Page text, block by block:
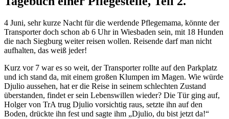
4 Juni, sehr kurze Nacht für die werdende Pflegemama, könnte der
Transporter doch schon ab 6 Uhr in Wiesbaden sein, mit 18 Hunden
die nach Siegburg weiter reisen wollen. Reisende darf man nicht
aufhalten, das weiß jeder!
Kurz vor 7 war es so weit, der Transporter rollte auf den Parkplatz
und ich stand da, mit einem großen Klumpen im Magen. Wie würde
Djulio aussehen, hat er die Reise in seinem schlechten Zustand
überstanden, findet er sein Lebenswillen wieder? Die Tür ging auf,
Holger von TrA trug Djulio vorsichtig raus, setzte ihn auf den
Boden, drückte ihn fest und sagte ihm „Djulio, du bist jetzt da!“